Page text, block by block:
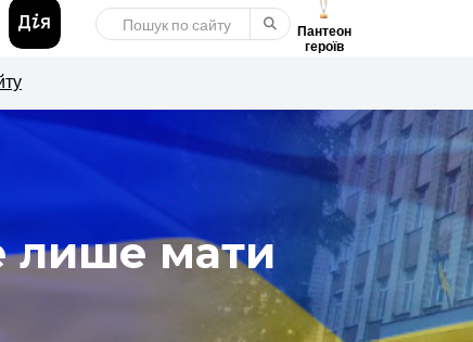
Пантеон
героїв
лише мати